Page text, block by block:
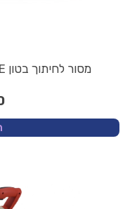
מסור לחיתוך בטון K770 ACTIVE עם הגנת שמן